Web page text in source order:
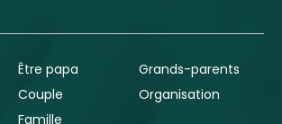
Être papa
Couple
Famille
Grands-parents
Organisation